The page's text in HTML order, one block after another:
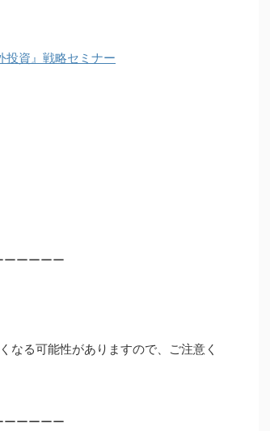
投資』戦略セミナー
ーーーー
なる可能性がありますので、ご注意く
ーーーー